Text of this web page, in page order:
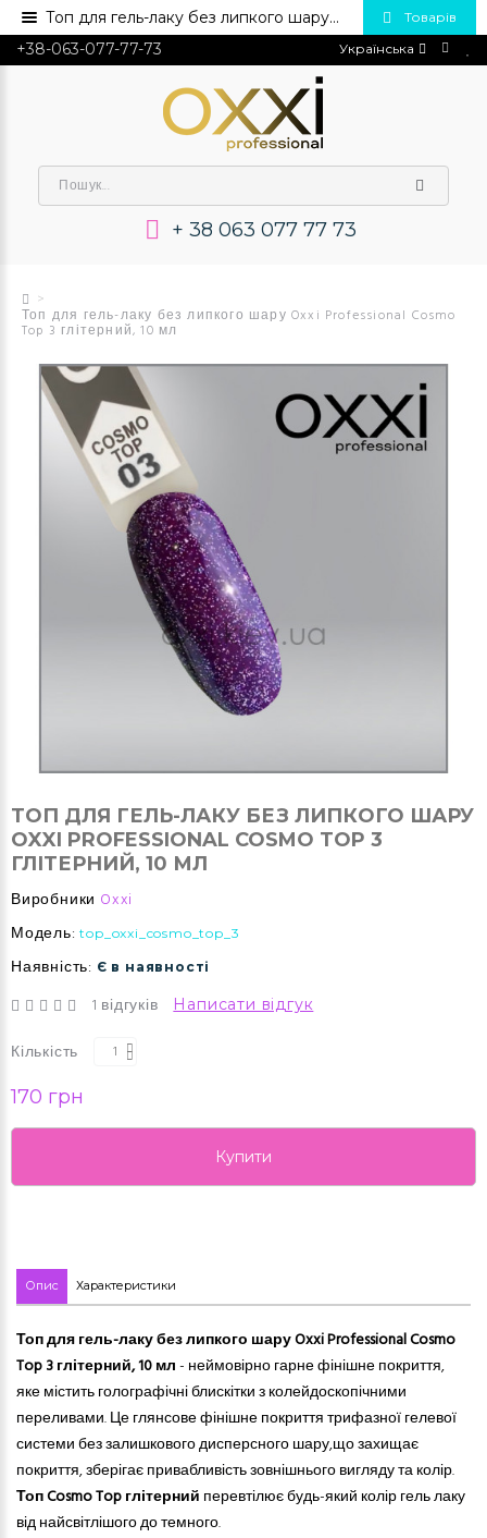
+38-063-077-77-73 Українська
+ 38 063 077 77 73
Товарів
Топ для гель-лаку без липкого шару Oxxi Professional Cosmo
Top 3 глітерний, 10 мл
ТОП ДЛЯ ГЕЛЬ-ЛАКУ БЕЗ ЛИПКОГО ШАРУ
OXXI PROFESSIONAL COSMO TOP 3
ГЛІТЕРНИЙ, 10 МЛ
Виробники Oxxi
Модель: top_oxxi_cosmo_top_3
Наявність: Є в наявності
1 відгуків Написати відгук
Кількість
170 грн
Купити
Опис Характеристики
Топ для гель-лаку без липкого шару Oxxi Professional Cosmo
Top 3 глітерний, 10 мл- неймовірно гарне фінішне покриття,
яке містить голографічні блискітки з колейдоскопічними
переливами­. Це глянсове фінішне покриття трифазної гелевої
системи без залишкового дисперсного шару,що захищає
покриття, зберігає привабливість зовнішнього вигляду та колір.
Топ Cosmo Top глітерний перевтілює будь-який колір гель лаку
від найсвітлішого до темного.
Топ для гель-лаку без липкого шару Oxxi Professional Cosmo Top 3 глітерний, 10 мл 💅 Купити в Україні опт та роздріб